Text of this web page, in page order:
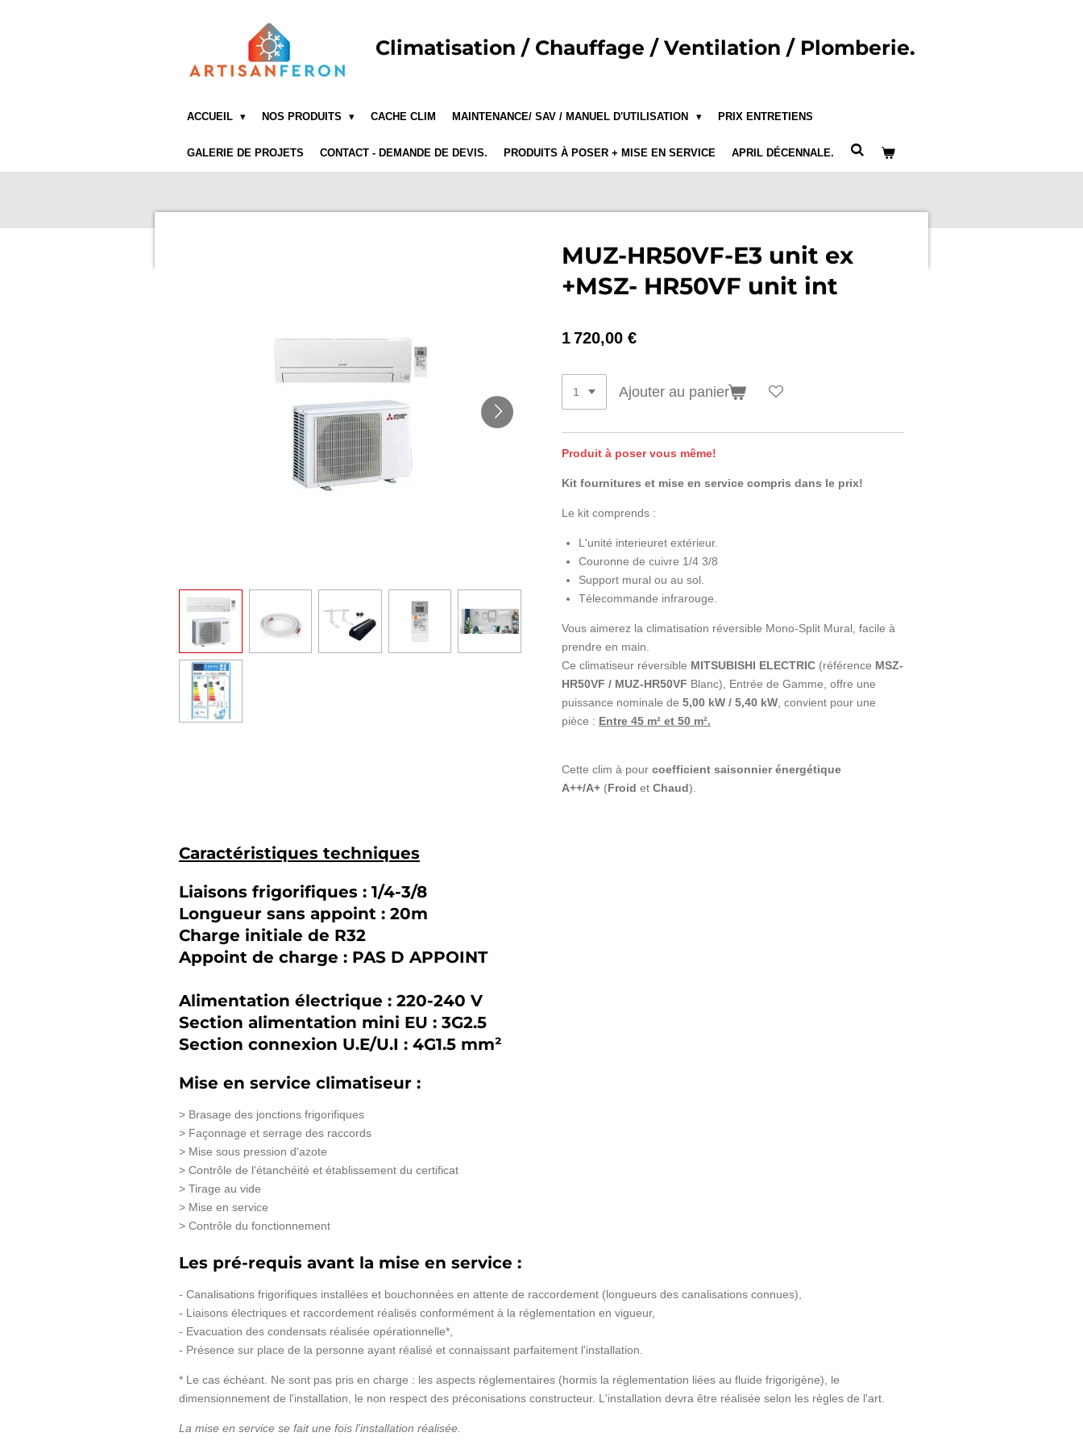
Climatisation / Chauffage / Ventilation / Plomberie.
ACCUEIL NOS PRODUITS CACHE CLIM MAINTENANCE/ SAV / MANUEL D'UTILISATION PRIX ENTRETIENS
GALERIE DE PROJETS CONTACT - DEMANDE DE DEVIS. PRODUITS À POSER + MISE EN SERVICE APRIL DÉCENNALE.
MUZ-HR50VF-E3 unit ex
+MSZ- HR50VF unit int
1 720,00 €
Ajouter au panier
Produit à poser vous même!
Kit fournitures et mise en service compris dans le prix!
Le kit comprends :
L'unité interieuret extérieur.
Couronne de cuivre 1/4 3/8
Support mural ou au sol.
Télecommande infrarouge.
Vous aimerez la climatisation réversible Mono-Split Mural, facile à
prendre en main.
Ce climatiseur réversible MITSUBISHI ELECTRIC (référence MSZ-
HR50VF / MUZ-HR50VF Blanc), Entrée de Gamme, offre une
puissance nominale de 5,00 kW / 5,40 kW , convient pour une
pièce : Entre 45 m² et 50 m².
Cette clim à pour coefficient saisonnier énergétique
A++/A+ (Froid et Chaud).
Caractéristiques techniques
Liaisons frigorifiques : 1/4-3/8
Longueur sans appoint : 20m
Charge initiale de R32
Appoint de charge : PAS D APPOINT
Alimentation électrique : 220-240 V
Section alimentation mini EU : 3G2.5
Section connexion U.E/U.I : 4G1.5 mm²
Mise en service climatiseur :
> Brasage des jonctions frigorifiques
> Façonnage et serrage des raccords
> Mise sous pression d'azote
> Contrôle de l'étanchéité et établissement du certificat
> Tirage au vide
> Mise en service
> Contrôle du fonctionnement
Les pré-requis avant la mise en service :
- Canalisations frigorifiques installées et bouchonnées en attente de raccordement (longueurs des canalisations connues),
- Liaisons électriques et raccordement réalisés conformément à la réglementation en vigueur,
- Evacuation des condensats réalisée opérationnelle*,
- Présence sur place de la personne ayant réalisé et connaissant parfaitement l'installation.
* Le cas échéant. Ne sont pas pris en charge : les aspects réglementaires (hormis la réglementation liées au fluide frigorigène), le
dimensionnement de l'installation, le non respect des préconisations constructeur. L'installation devra être réalisée selon les règles de l'art.
La mise en service se fait une fois l'installation réalisée.